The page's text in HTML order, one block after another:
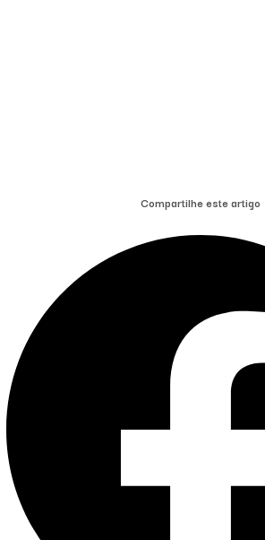
Compartilhe este artigo